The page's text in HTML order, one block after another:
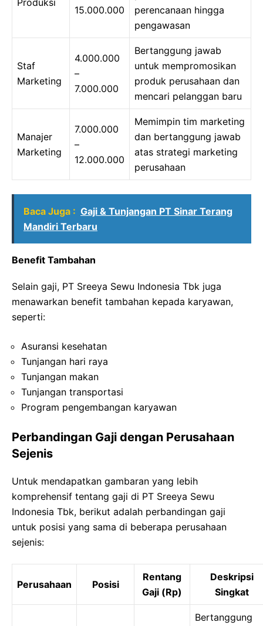
Produksi
15.000.000
perencanaan hingga
pengawasan
Staf
Marketing
4.000.000
–
7.000.000
Bertanggung jawab
untuk mempromosikan
produk perusahaan dan
mencari pelanggan baru
Manajer
Marketing
7.000.000
–
12.000.000
Memimpin tim marketing
dan bertanggung jawab
atas strategi marketing
perusahaan
Baca Juga : Gaji & Tunjangan PT Sinar Terang
Mandiri Terbaru
Benefit Tambahan
Selain gaji, PT Sreeya Sewu Indonesia Tbk juga
menawarkan benefit tambahan kepada karyawan,
seperti:
Asuransi kesehatan
Tunjangan hari raya
Tunjangan makan
Tunjangan transportasi
Program pengembangan karyawan
Perbandingan Gaji dengan Perusahaan
Sejenis
Untuk mendapatkan gambaran yang lebih
komprehensif tentang gaji di PT Sreeya Sewu
Indonesia Tbk, berikut adalah perbandingan gaji
untuk posisi yang sama di beberapa perusahaan
sejenis:
Perusahaan Posisi
Rentang
Gaji (Rp)
Deskripsi
Singkat
Bertanggung